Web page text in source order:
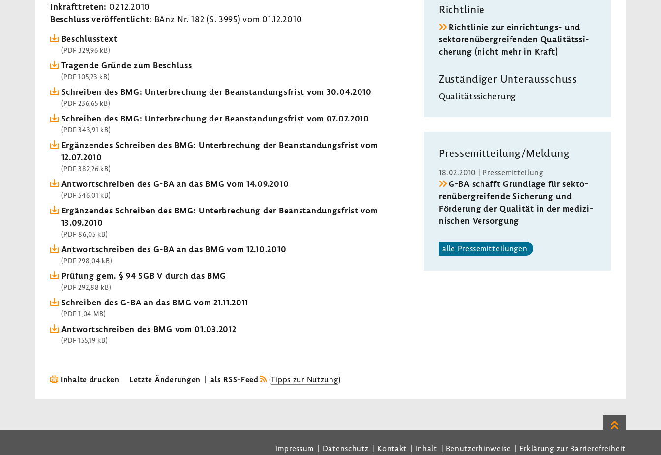
Inkraft­treten: 02.12.2010
Beschluss veröf­fent­licht: BAnz Nr. 182 (S. 3995) vom 01.12.2010
Beschluss­text
(PDF 329,96 kB)
Tragende Gründe zum Beschluss
(PDF 105,23 kB)
Schreiben des BMG: Unter­bre­chung der Bean­stan­dungs­frist vom 30.04.2010
(PDF 236,65 kB)
Schreiben des BMG: Unter­bre­chung der Bean­stan­dungs­frist vom 07.07.2010
(PDF 343,91 kB)
Ergän­zendes Schreiben des BMG: Unter­bre­chung der Bean­stan­dungs­frist vom
12.07.2010
(PDF 382,26 kB)
Antwort­schreiben des G-BA an das BMG vom 14.09.2010
(PDF 546,01 kB)
Ergän­zendes Schreiben des BMG: Unter­bre­chung der Bean­stan­dungs­frist vom
13.09.2010
(PDF 86,05 kB)
Antwort­schreiben des G-BA an das BMG vom 12.10.2010
(PDF 298,04 kB)
Prüfung gem. § 94 SGB V durch das BMG
(PDF 292,88 kB)
Schreiben des G-BA an das BMG vom 21.11.2011
(PDF 1,04 MB)
Antwort­schreiben des BMG vom 01.03.2012
(PDF 155,19 kB)
Richt­linie
Richt­linie zur einrichtungs-​ und
sekto­ren­über­grei­fenden Quali­täts­si­
che­rung (nicht mehr in Kraft)
Zustän­diger Unter­aus­schuss
Quali­täts­si­che­rung
Pres­se­mit­tei­lung/Meldung
18.02.2010 | Pres­se­mit­tei­lung
G-BA schafft Grund­lage für sekto­
ren­über­grei­fende Siche­rung und
Förde­rung der Qualität in der medi­zi­
ni­schen Versor­gung
alle Pres­se­mit­tei­lungen
Inhalte drucken Letzte Änderungen | als RSS-Feed (Tipps zur Nutzung)
Zum
Impressum Datenschutz Kontakt Inhalt Benutzerhinweise Erklärung zur Barrierefreiheit